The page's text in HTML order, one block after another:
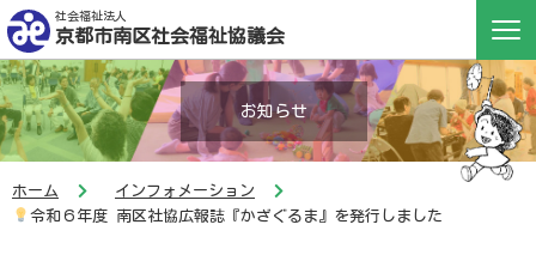
社会福祉法人
京都市南区社会福祉協議会
お知らせ
ホーム
インフォメーション
令和６年度 南区社協広報誌『かざぐるま』を発行しました